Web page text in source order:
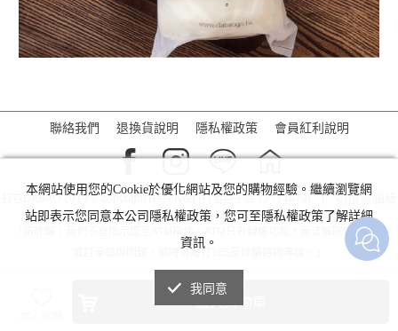
加入購物車
聯絡我們 退換貨說明 隱私權政策 會員紅利說明
打包DABAO 2019 © copyright Reserved.(打包包子店 72714879) |切換電腦版
「防詐騙！我們不會指示您至ATM操作。ATM只有轉帳功能，無法解除分期付款
或訂單錯誤問題。隨時可撥打165反詐騙諮詢專線。」
本網站使用您的Cookie於優化網站及您的購物經驗。繼續瀏覽網
站即表示您同意本公司隱私權政策，您可至隱私權政策了解詳細
資訊。
我同意